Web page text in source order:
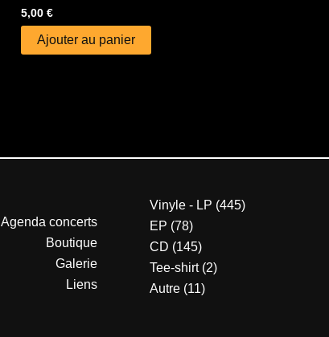
5,00€
Ajouter au panier
Agenda concerts
Boutique
Galerie
Liens
Vinyle - LP 445
EP 78
CD 145
Tee-shirt 2
Autre 11